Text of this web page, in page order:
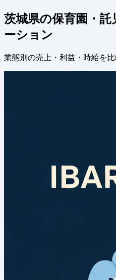
茨城県の保育園・
ーション
業態別の売上・利益・時給を比